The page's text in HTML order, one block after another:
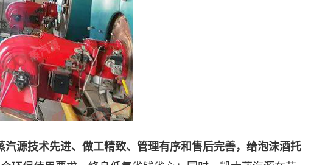
汽源技术先进、做工精致、管理有序和售后完善，给泡沫酒托